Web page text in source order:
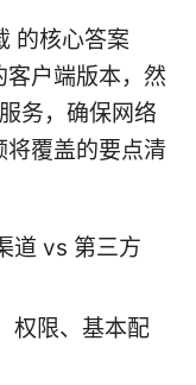
的核心答案
户端版本，然
务，确保网络
覆盖的要点清
道 vs 第三方
权限、基本配